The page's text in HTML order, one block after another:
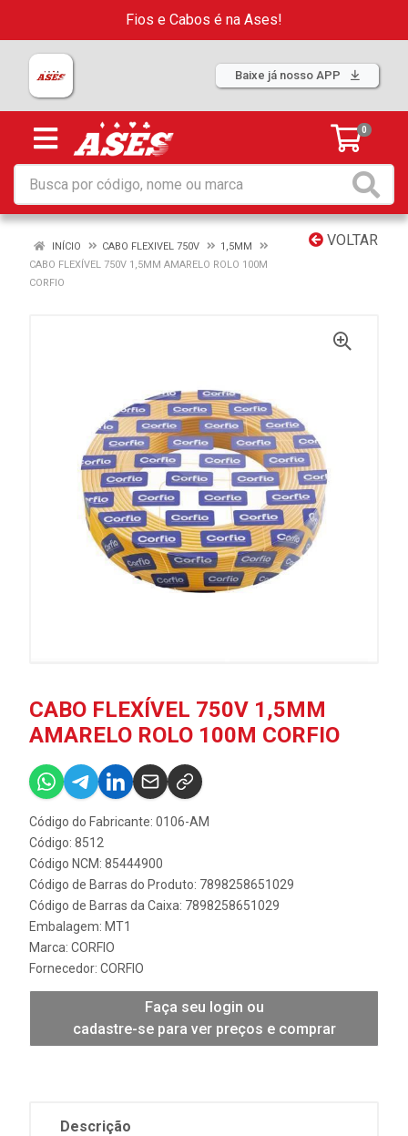
Fios e Cabos é na Ases!
Baixe já nosso APP
0
VOLTAR
INÍCIO CABO FLEXIVEL 750V
1,5MM
CABO FLEXÍVEL 750V 1,5MM AMARELO ROLO 100M
CORFIO
CABO FLEXÍVEL 750V 1,5MM
AMARELO ROLO 100M CORFIO
Código do Fabricante: 0106-AM
Código: 8512
Código NCM: 85444900
Código de Barras do Produto: 7898258651029
Código de Barras da Caixa: 7898258651029
Embalagem: MT1
Marca: CORFIO
Fornecedor: CORFIO
Faça seu login ou
cadastre-se para ver preços e comprar
Descrição